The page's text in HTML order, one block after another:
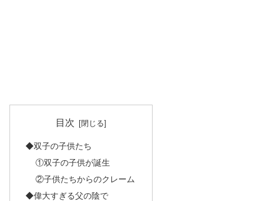
目次
◆双子の子供たち
①双子の子供が誕生
②子供たちからのクレーム
◆偉大すぎる父の陰で